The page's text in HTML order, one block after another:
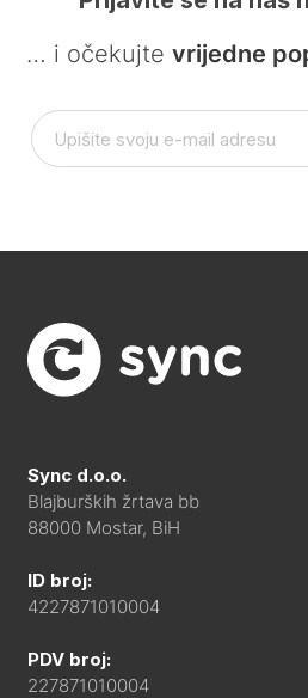
… i očekujte vrijedne
Sync d.o.o.
Blajburških žrtava bb
88000 Mostar, BiH
ID broj:
4227871010004
PDV broj:
227871010004